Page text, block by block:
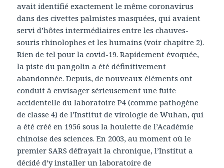
avait identifié exactement le même coronavirus
dans des civettes palmistes masquées, qui avaient
servi d’hôtes intermédiaires entre les chauves-
souris rhinolophes et les humains (voir chapitre 2).
Rien de tel pour la covid-19. Rapidement évoquée,
la piste du pangolin a été définitivement
abandonnée. Depuis, de nouveaux éléments ont
conduit à envisager sérieusement une fuite
accidentelle du laboratoire P4 (comme pathogène
de classe 4) de l’Institut de virologie de Wuhan, qui
a été créé en 1956 sous la houlette de l’Académie
chinoise des sciences. En 2003, au moment où le
premier SARS défrayait la chronique, l’Institut a
décidé d’y installer un laboratoire de